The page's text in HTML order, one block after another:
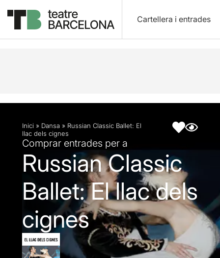
Cartellera i entrades
Descripció Fitxa artística
Inici » Dansa » Russian Classic Ballet: El
llac dels cignes
Comprar entrades per a
Russian Classic
Ballet: El llac dels
cignes